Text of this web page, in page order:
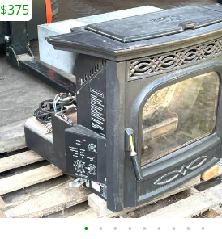
• • • • • • • • •
$375